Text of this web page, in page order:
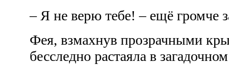
– Я не верю тебе! – ещё громче
Фея, взмахнув прозрачными
бесследно растаяла в